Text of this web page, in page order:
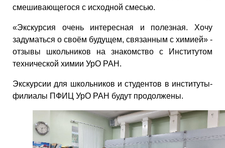
смешивающегося с исходной смесью.
«Экскурсия очень интересная и полезная. Хочу
задуматься о своём будущем, связанным с химией» -
отзывы школьников на знакомство с Институтом
технической химии УрО РАН.
Экскурсии для школьников и студентов в институты-
филиалы ПФИЦ УрО РАН будут продолжены.